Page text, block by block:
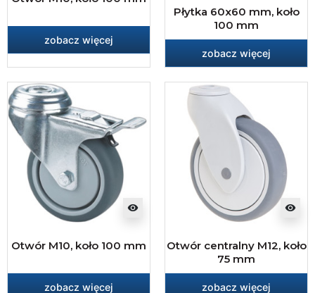
zobacz więcej
Płytka 60x60 mm, koło
100 mm
zobacz więcej
visibility
Otwór M10, koło 100 mm
zobacz więcej
visibility
Otwór centralny M12, koło
75 mm
zobacz więcej